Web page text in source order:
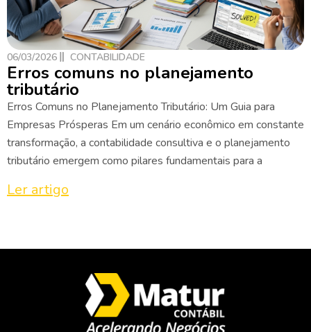
06/03/2026 CONTABILIDADE
Erros comuns no planejamento
tributário
Erros Comuns no Planejamento Tributário: Um Guia para
Empresas Prósperas Em um cenário econômico em constante
transformação, a contabilidade consultiva e o planejamento
tributário emergem como pilares fundamentais para a
Ler artigo